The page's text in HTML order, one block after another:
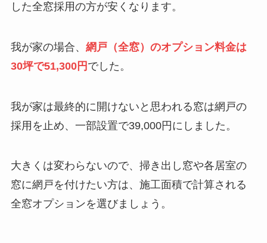
した全窓採用の方が安くなります。
我が家の場合、 網戸（全窓）のオプション料金は
30坪で51,300円 でした。
我が家は最終的に開けないと思われる窓は網戸の
採用を止め、一部設置で39,000円にしました。
大きくは変わらないので、掃き出し窓や各居室の
窓に網戸を付けたい方は、施工面積で計算される
全窓オプションを選びましょう。